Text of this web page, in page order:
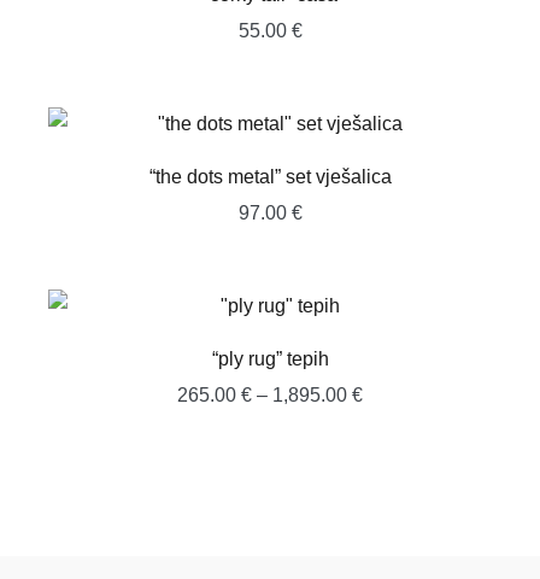
55.00 €
“the dots metal” set vješalica
97.00 €
“ply rug” tepih
265.00 € – 1,895.00 €Raspon